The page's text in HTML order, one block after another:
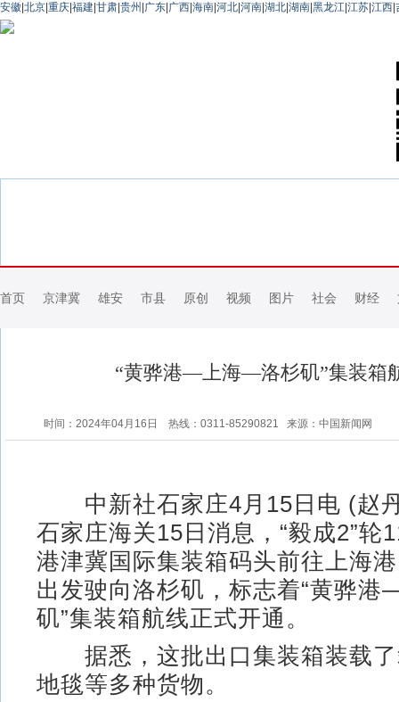
安徽 北京 重庆 福建 甘肃 贵州 广东 广西 海南 河北 河南 湖北 湖南 黑龙江 江苏 江西
首页 京津冀 雄安 市县 原创 视频 图片 社会 财经
“黄骅港—上海—洛杉矶”集装箱
时间：2024年04月16日 热线：0311-85290821 来源：中国新闻网
中新社石家庄4月15日电 (赵
石家庄海关15日消息，“毅成2”轮
港津冀国际集装箱码头前往上海
出发驶向洛杉矶，标志着“黄骅
矶”集装箱航线正式开通。
据悉，这批出口集装箱装载了
地毯等多种货物。